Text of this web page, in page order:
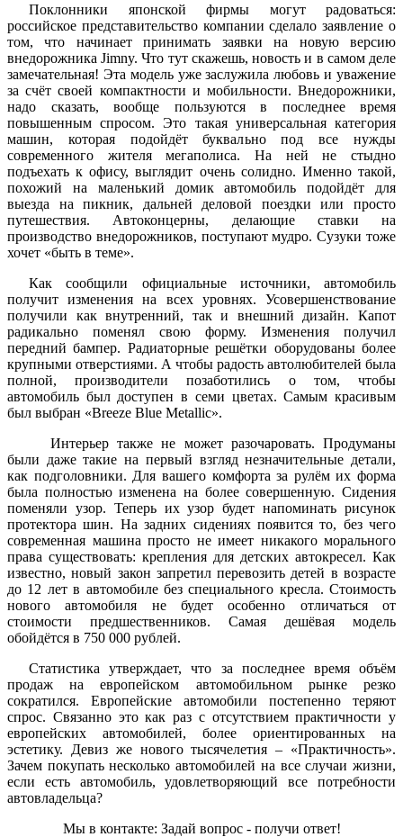
Поклонники японской фирмы могут радоваться:
российское представительство компании сделало заявление о
том, что начинает принимать заявки на новую версию
внедорожника Jimny. Что тут скажешь, новость и в самом деле
замечательная! Эта модель уже заслужила любовь и уважение
за счёт своей компактности и мобильности. Внедорожники,
надо сказать, вообще пользуются в последнее время
повышенным спросом. Это такая универсальная категория
машин, которая подойдёт буквально под все нужды
современного жителя мегаполиса. На ней не стыдно
подъехать к офису, выглядит очень солидно. Именно такой,
похожий на маленький домик автомобиль подойдёт для
выезда на пикник, дальней деловой поездки или просто
путешествия. Автоконцерны, делающие ставки на
производство внедорожников, поступают мудро. Сузуки тоже
хочет «быть в теме».
Как сообщили официальные источники, автомобиль
получит изменения на всех уровнях. Усовершенствование
получили как внутренний, так и внешний дизайн. Капот
радикально поменял свою форму. Изменения получил
передний бампер. Радиаторные решётки оборудованы более
крупными отверстиями. А чтобы радость автолюбителей была
полной, производители позаботились о том, чтобы
автомобиль был доступен в семи цветах. Самым красивым
был выбран «Breeze Blue Metallic».
Интерьер также не может разочаровать. Продуманы
были даже такие на первый взгляд незначительные детали,
как подголовники. Для вашего комфорта за рулём их форма
была полностью изменена на более совершенную. Сидения
поменяли узор. Теперь их узор будет напоминать рисунок
протектора шин. На задних сидениях появится то, без чего
современная машина просто не имеет никакого морального
права существовать: крепления для детских автокресел. Как
известно, новый закон запретил перевозить детей в возрасте
до 12 лет в автомобиле без специального кресла. Стоимость
нового автомобиля не будет особенно отличаться от
стоимости предшественников. Самая дешёвая модель
обойдётся в 750 000 рублей.
Статистика утверждает, что за последнее время объём
продаж на европейском автомобильном рынке резко
сократился. Европейские автомобили постепенно теряют
спрос. Связанно это как раз с отсутствием практичности у
европейских автомобилей, более ориентированных на
эстетику. Девиз же нового тысячелетия – «Практичность».
Зачем покупать несколько автомобилей на все случаи жизни,
если есть автомобиль, удовлетворяющий все потребности
автовладельца?
Мы в контакте: Задай вопрос - получи ответ!